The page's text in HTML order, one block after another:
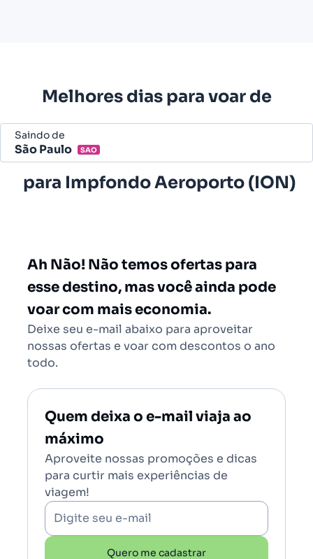
Melhores dias para voar de
Saindo de
São Paulo SAO
Belo Horizonte - Todos (BHZ)
para Impfondo Aeroporto (ION)
Ah Não! Não temos ofertas para
esse destino, mas você ainda pode
voar com mais economia.
Deixe seu e-mail abaixo para aproveitar
nossas ofertas e voar com descontos o ano
todo.
Quem deixa o e-mail viaja ao
máximo
Aproveite nossas promoções e dicas
para curtir mais experiências de
viagem!
Digite seu e-mail
Quero me cadastrar